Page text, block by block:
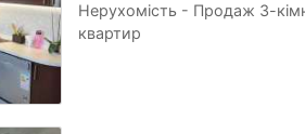
Нерухомість - Продаж 3-
квартир